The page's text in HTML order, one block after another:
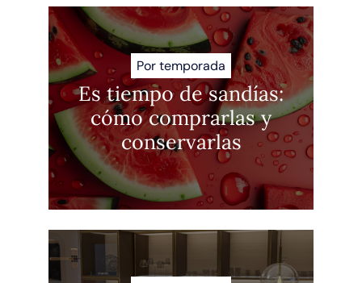
Por temporada
Es tiempo de sandías:
cómo comprarlas y
conservarlas